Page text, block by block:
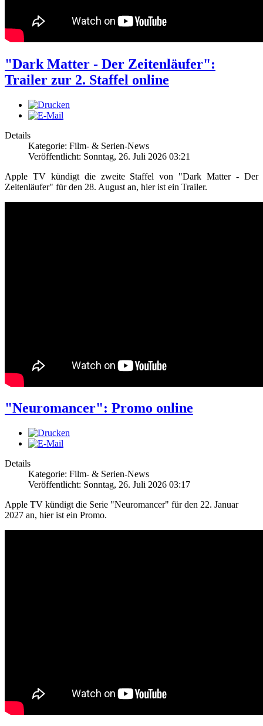
"Dark Matter - Der Zeitenläufer":
Trailer zur 2. Staffel online
Details
Kategorie: Film- & Serien-News
Veröffentlicht: Sonntag, 26. Juli 2026 03:21
Apple TV kündigt die zweite Staffel von "Dark Matter - Der
Zeitenläufer" für den 28. August an, hier ist ein Trailer.
"Neuromancer": Promo online
Details
Kategorie: Film- & Serien-News
Veröffentlicht: Sonntag, 26. Juli 2026 03:17
Apple TV kündigt die Serie "Neuromancer" für den 22. Januar
2027 an, hier ist ein Promo.